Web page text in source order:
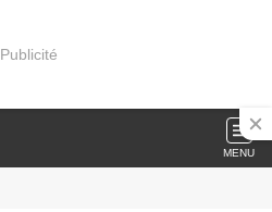
Publicité
MENU